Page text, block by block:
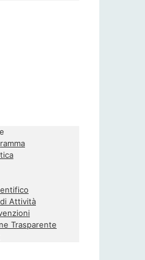
Attività
Trasparente